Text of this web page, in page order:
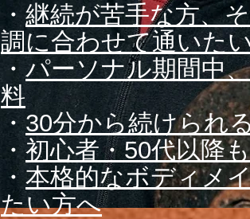
・継続が苦手な方、
調に合わせて通いた
・パーソナル期間中
料
​・30分から続けられ
・初心者・50代以降
・本格的なボディメ
たい方へ